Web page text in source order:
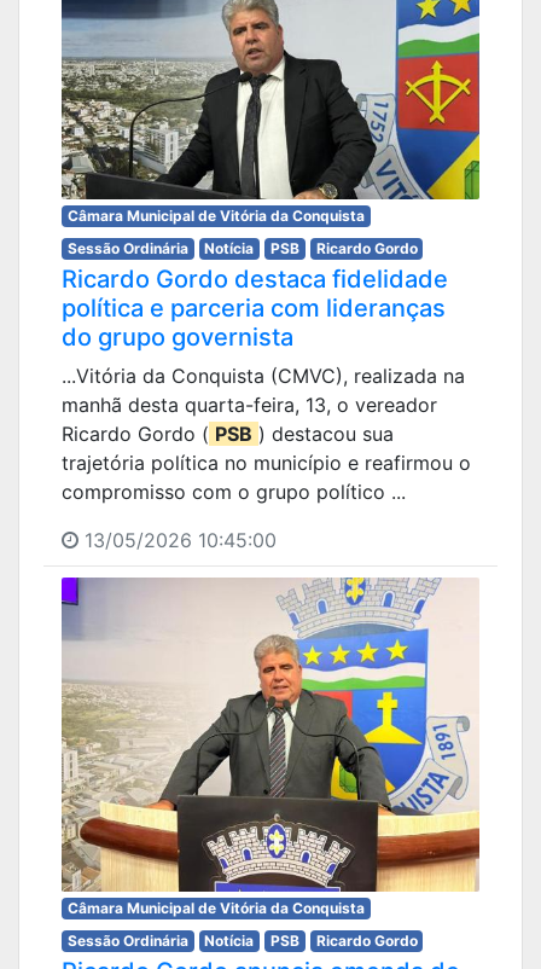
Câmara Municipal de Vitória da Conquista
Sessão Ordinária
Notícia PSB Ricardo Gordo
Ricardo Gordo destaca fidelidade
política e parceria com lideranças
do grupo governista
...Vitória da Conquista (CMVC), realizada na
manhã desta quarta-feira, 13, o vereador
Ricardo Gordo ( PSB ) destacou sua
trajetória política no município e reafirmou o
compromisso com o grupo político ...
13/05/2026 10:45:00
Câmara Municipal de Vitória da Conquista
Sessão Ordinária
Notícia PSB Ricardo Gordo